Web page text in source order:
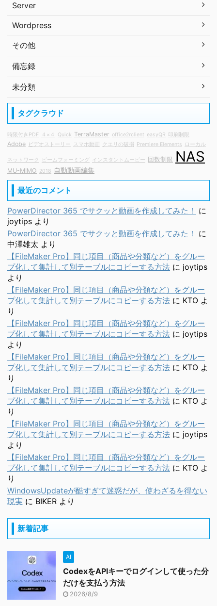
Server
Wordpress
その他
備忘録
未分類
タグクラウド
時限付きPDF ４×４ Quick TerraMaster office2rclient easyQR 印刷制限
Adobe ビデオストーリー スマホ動画 クエリの破損 Premiere Elements ローカル
ネットワーク ビームフォーミング インスタントムービー 回数制限 NAS
MU-MIMO 2018 自動動画編集
最近のコメント
PowerDirector 365 でサクッと動画を作成してみた！
に
joytips より
PowerDirector 365 でサクッと動画を作成してみた！
に
中澤雄太 より
【FileMaker Pro】同じ項目（商品や分類など）をグルー
プ化して集計して別テーブルにコピーする方法 に joytips
より
【FileMaker Pro】同じ項目（商品や分類など）をグルー
プ化して集計して別テーブルにコピーする方法 に KTO よ
り
【FileMaker Pro】同じ項目（商品や分類など）をグルー
プ化して集計して別テーブルにコピーする方法 に joytips
より
【FileMaker Pro】同じ項目（商品や分類など）をグルー
プ化して集計して別テーブルにコピーする方法 に KTO よ
り
【FileMaker Pro】同じ項目（商品や分類など）をグルー
プ化して集計して別テーブルにコピーする方法 に KTO よ
り
【FileMaker Pro】同じ項目（商品や分類など）をグルー
プ化して集計して別テーブルにコピーする方法 に joytips
より
【FileMaker Pro】同じ項目（商品や分類など）をグルー
プ化して集計して別テーブルにコピーする方法 に KTO よ
り
WindowsUpdateが酷すぎて迷惑だが、使わざるを得ない
現実 に BIKER より
新着記事
AI
CodexをAPIキーでログインして使った分
だけを支払う方法
2026/8/9